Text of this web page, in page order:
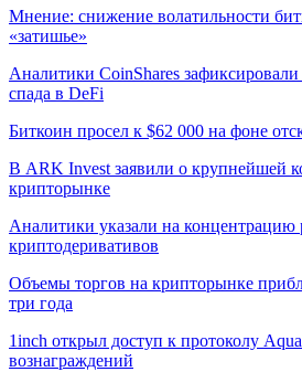
Мнение: снижение волатильности
«затишье»
Аналитики CoinShares
спада в DeFi
Биткоин просел к $62 000 на фоне
В ARK Invest заявили о крупнейшей
крипторынке
Аналитики указали на концентрацию
криптодеривативов
Объемы торгов на крипторынке
три года
1inch открыл доступ к протоколу
вознаграждений